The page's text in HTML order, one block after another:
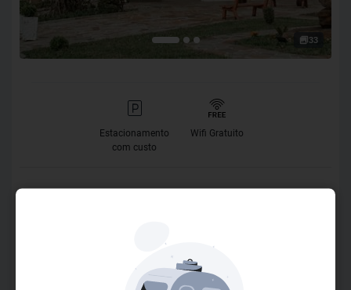
33
Estacionamento
com custo
Wifi Gratuito
em meio a uma área verde rodeado por árvores antigas. A